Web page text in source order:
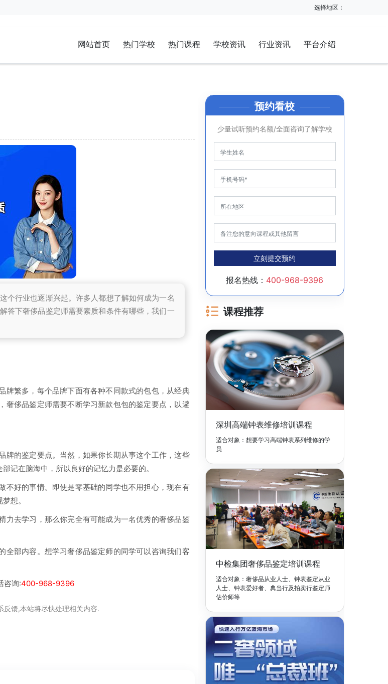
选择地区：
网站首页 热门学校 热门课程 学校资讯 行业资讯 平台介绍
个行业也逐渐兴起。许多人都想了解如何成为一名
答下奢侈品鉴定师需要素质和条件有哪些，我们一
牌繁多，每个品牌下面有各种不同款式的包包，从经典
奢侈品鉴定师需要不断学习新款包包的鉴定要点，以避
牌的鉴定要点。当然，如果你长期从事这个工作，这些
记在脑海中，所以良好的记忆力是必要的。
不好的事情。即使是零基础的同学也不用担心，现在有
想。
力去学习，那么你完全有可能成为一名优秀的奢侈品鉴
全部内容。想学习奢侈品鉴定师的同学可以咨询我们客
咨询:400-968-9396
反馈,本站将尽快处理相关内容.
预约看校
少量试听预约名额/全面咨询了解学校
立刻提交预约
报名热线： 400-968-9396
课程推荐
深圳高端钟表维修培训课程
适合对象：想要学习高端钟表系列维修的学
员
中检集团奢侈品鉴定培训课程
适合对象：奢侈品从业人士、钟表鉴定从业
人士、钟表爱好者、典当行及拍卖行鉴定师
估价师等